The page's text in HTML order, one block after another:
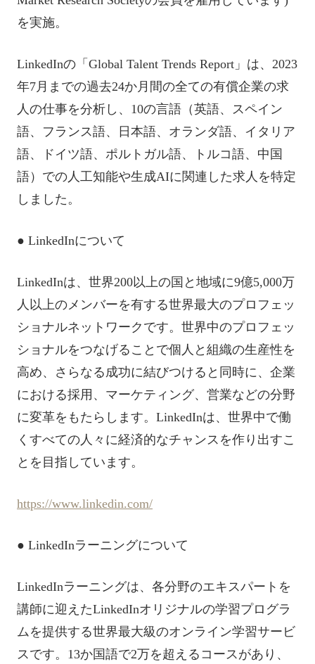
を実施。
LinkedInの「Global Talent Trends Report」は、2023
年7月までの過去24か月間の全ての有償企業の求
人の仕事を分析し、10の言語（英語、スペイン
語、フランス語、日本語、オランダ語、イタリア
語、ドイツ語、ポルトガル語、トルコ語、中国
語）での人工知能や生成AIに関連した求人を特定
しました。
● LinkedInについて
LinkedInは、世界200以上の国と地域に9億5,000万
人以上のメンバーを有する世界最大のプロフェッ
ショナルネットワークです。世界中のプロフェッ
ショナルをつなげることで個人と組織の生産性を
高め、さらなる成功に結びつけると同時に、企業
における採用、マーケティング、営業などの分野
に変革をもたらします。LinkedInは、世界中で働
くすべての人々に経済的なチャンスを作り出すこ
とを目指しています。
https://www.linkedin.com/
● LinkedInラーニングについて
LinkedInラーニングは、各分野のエキスパートを
講師に迎えたLinkedInオリジナルの学習プログラ
ムを提供する世界最大級のオンライン学習サービ
スです。13か国語で2万を超えるコースがあり、